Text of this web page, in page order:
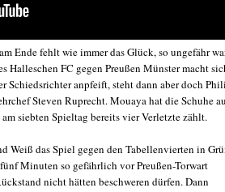
Ende fehlt wie immer das Glück, so ungefähr
FC gegen Preußen Münster macht
Schiedsrichter anpfeift, steht dann aber doch
Steven Ruprecht. Mouaya hat die Schuhe
siebten Spieltag bereits vier Verletzte zählt.
Weiß das Spiel gegen den Tabellenvierten in
Minuten so gefährlich vor Preußen-Torwart
nicht hätten beschweren dürfen. Dann